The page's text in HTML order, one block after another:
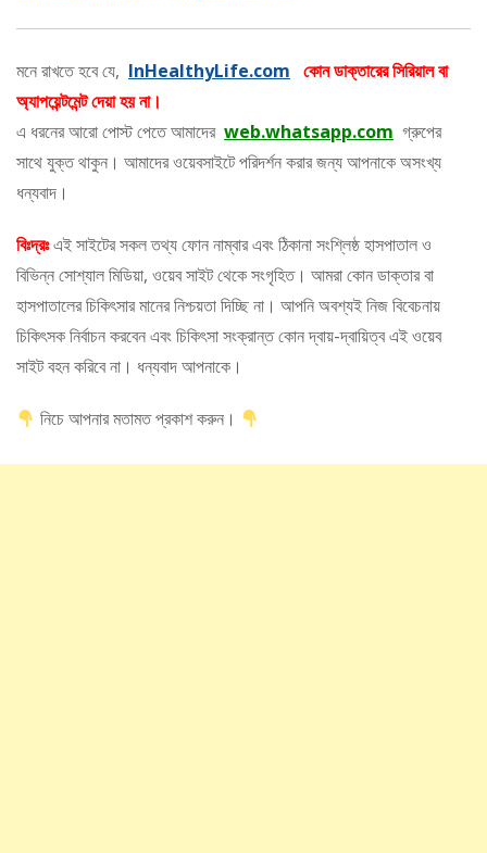
মনে রাখতে হবে যে, InHealthyLife.com কোন ডাক্তারের সিরিয়াল বা
অ্যাপয়েন্টমেন্ট দেয়া হয় না।
এ ধরনের আরো পোস্ট পেতে আমাদের web.whatsapp.com গ্রুপের
সাথে যুক্ত থাকুন। আমাদের ওয়েবসাইটে পরিদর্শন করার জন্য আপনাকে অসংখ্য
ধন্যবাদ।
বিঃদ্রঃএই সাইটের সকল তথ্য ফোন নাম্বার এবং ঠিকানা সংশ্লিষ্ঠ হাসপাতাল ও
বিভিন্ন সোশ্যাল মিডিয়া, ওয়েব সাইট থেকে সংগৃহিত। আমরা কোন ডাক্তার বা
হাসপাতালের চিকিৎসার মানের নিশ্চয়তা দিচ্ছি না। আপনি অবশ্যই নিজ বিবেচনায়
চিকিৎসক নির্বাচন করবেন এবং চিকিৎসা সংক্রান্ত কোন দ্বায়-দ্বায়িত্ব এই ওয়েব
সাইট বহন করিবে না। ধন্যবাদ আপনাকে।
নিচে আপনার মতামত প্রকাশ করুন।